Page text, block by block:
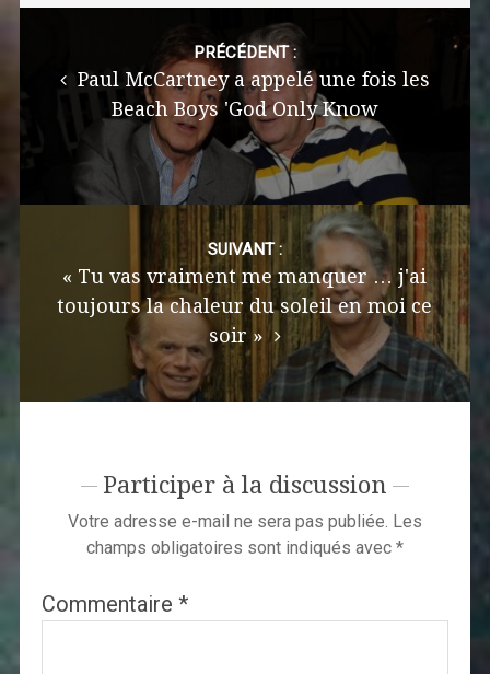
PRÉCÉDENT :
Paul McCartney a appelé une fois les
Beach Boys 'God Only Know
SUIVANT :
« Tu vas vraiment me manquer … j'ai
toujours la chaleur du soleil en moi ce
soir »
Participer à la discussion
Votre adresse e-mail ne sera pas publiée. Les
champs obligatoires sont indiqués avec *
Commentaire *